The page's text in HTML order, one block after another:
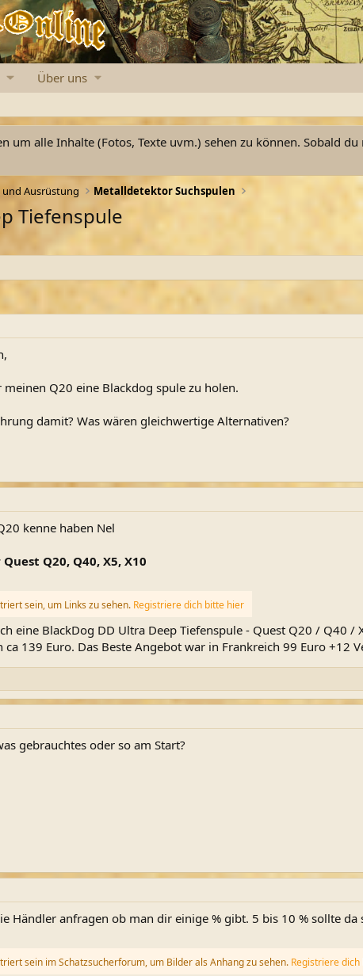
Über uns
um alle Inhalte (Fotos, Texte uvm.) sehen zu können. Sobald
Ausrüstung Metalldetektor Suchspulen
Tiefenspule
Q20 eine Blackdog spule zu holen.
damit? Was wären gleichwertige Alternativen?
kenne haben Nel
Q20, Q40, X5, X10
sein, um Links zu sehen. Registriere dich bitte hier
eine BlackDog DD Ultra Deep Tiefenspule - Quest Q20 / Q40 /
ca 139 Euro. Das Beste Angebot war in Frankreich 99 Euro +12
gebrauchtes oder so am Start?
Händler anfragen ob man dir einige % gibt. 5 bis 10 % sollte
sein im Schatzsucherforum, um Bilder als Anhang zu sehen. Registriere